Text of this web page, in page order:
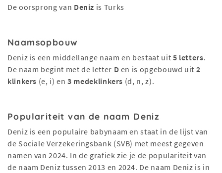
De oorsprong van Deniz is Turks
Naamsopbouw
Deniz is een middellange naam en bestaat uit 5 letters.
De naam begint met de letter D en is opgebouwd uit 2
klinkers (e, i) en3 medeklinkers (d, n, z).
Populariteit van de naam Deniz
Deniz is een populaire babynaam en staat in de lijst van
de Sociale Verzekeringsbank (SVB) met meest gegeven
namen van 2024. In de grafiek zie je de populariteit van
de naam Deniz tussen 2013 en 2024. De naam Deniz is in